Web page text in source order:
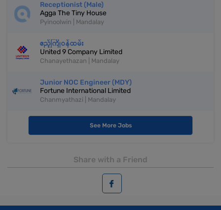
Receptionist (Male)
Agga The Tiny House
Pyinoolwin | Mandalay
ဧည့်ကြိုဝန်ထမ်း
United 9 Company Limited
Chanayethazan | Mandalay
Junior NOC Engineer (MDY)
Fortune International Limited
Chanmyathazi | Mandalay
See More Jobs
Share with a Friend